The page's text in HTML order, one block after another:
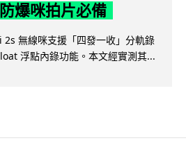
爆咪拍片必備
無線咪支援「四發一收」分軌錄
浮點內錄功能。本文經實測其...